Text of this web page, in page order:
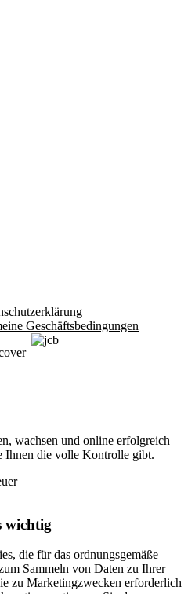
Geschäftsbedingungen
wachsen und online erfolgreich
Ihnen die volle Kontrolle gibt.
wichtig
die für das ordnungsgemäße
Sammeln von Daten zu Ihrer
zu Marketingzwecken erforderlich
stimmen Sie der